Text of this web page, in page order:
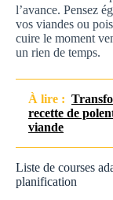
l’avance. Pensez
vos viandes ou
cuire le moment
un rien de temps.
À lire :
recette de
viande
Liste de courses
planification